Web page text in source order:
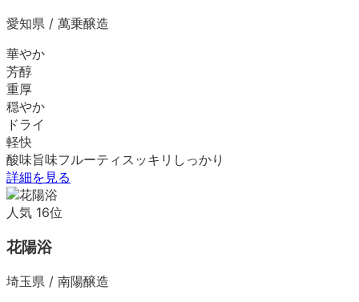
愛知県 / 萬乗醸造
華やか
芳醇
重厚
穏やか
ドライ
軽快
酸味旨味フルーティ スッキリ しっかり
詳細を見る
人気 16位
花陽浴
埼玉県 / 南陽醸造